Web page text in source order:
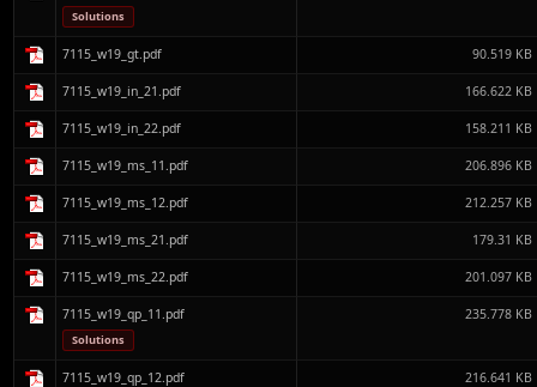
Solutions
7115_w19_gt.pdf 90.519 KB
7115_w19_in_21.pdf 166.622 KB
7115_w19_in_22.pdf 158.211 KB
7115_w19_ms_11.pdf 206.896 KB
7115_w19_ms_12.pdf 212.257 KB
7115_w19_ms_21.pdf 179.31 KB
7115_w19_ms_22.pdf 201.097 KB
7115_w19_qp_11.pdf
Solutions
235.778 KB
7115_w19_qp_12.pdf 216.641 KB